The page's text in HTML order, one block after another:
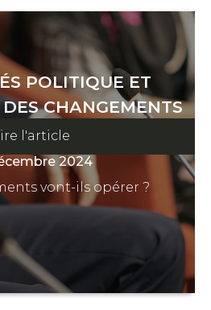
POLITIQUE ET
CHANGEMENTS
VENIR ?
2024
vont-ils opérer ?
l'article